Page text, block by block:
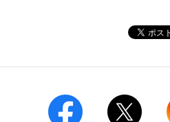
保険
学び・教育
オンラインフォトサービス
コインランドリー（店舗限定）
宅配ロッカー（店舗限定）
データで見るセブン‐イレブン
セブン-イレブンの横顔